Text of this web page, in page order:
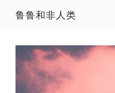
鲁鲁和非人类